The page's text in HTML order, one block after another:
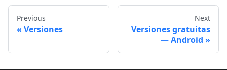
Previous
Versiones
Next
Versiones gratuitas
— Android